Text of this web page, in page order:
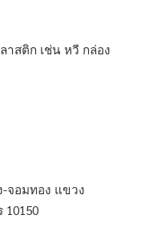
าสติก เช่น หวี กล่อง
จอมทอง แขวง